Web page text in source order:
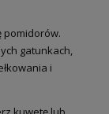
pomidorów.
gatunkach,
i